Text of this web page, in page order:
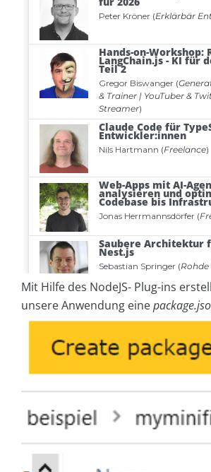
Mit Hilfe des NodeJS- Plug-ins
unsere Anwendung eine